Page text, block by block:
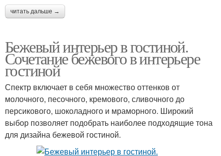
читать дальше →
Бежевый интерьер в гостиной.
Сочетание бежевого в интерьере
гостиной
Спектр включает в себя множество оттенков от
молочного, песочного, кремового, сливочного до
персикового, шоколадного и мраморного. Широкий
выбор позволяет подобрать наиболее подходящие тона
для дизайна бежевой гостиной.